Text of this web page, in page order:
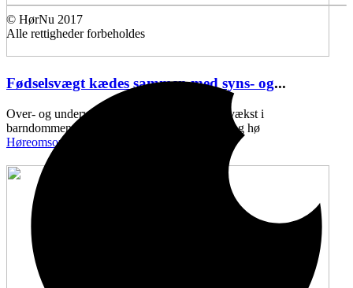
Fødselsvægt kædes sammen med syns- og...
Over- og undervægt ved fødslen, samt ringe vækst i
barndommen, kan kædes sammen med syns- og hø
Høreomsorg
11:43 onsdag den 10. maj , 2017
© HørNu 2017
Alle rettigheder forbeholdes